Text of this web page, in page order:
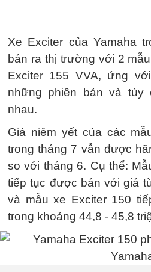
Xe Exciter của Yamaha
bán ra thị trường với 2
Exciter 155 VVA, ứng
những phiên bản và tùy
nhau.
Giá niêm yết của các
trong tháng 7 vẫn được
so với tháng 6. Cụ thể:
tiếp tục được bán với giá
và mẫu xe Exciter 150
trong khoảng 44,8 - 45,8